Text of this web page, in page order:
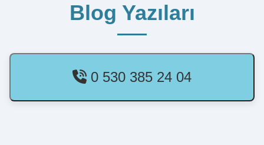
Blog Yazıları
0 530 385 24 04